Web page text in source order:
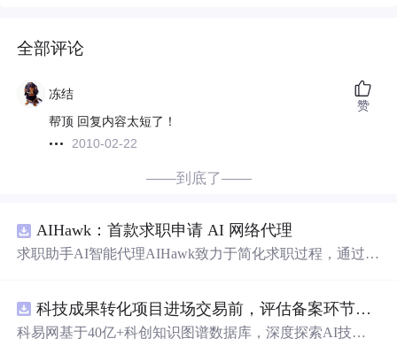
全部评论
冻结
帮顶 回复内容太短了！
2010-02-22
赞
——到底了——
AIHawk：首款求职申请 AI 网络代理
求职助手AI智能代理AIHawk致力于简化求职过程，通过自
科技成果转化项目进场交易前，评估备案环节需要准备哪些材料？.docx
科易网基于40亿+科创知识图谱数据库，深度探索AI技术